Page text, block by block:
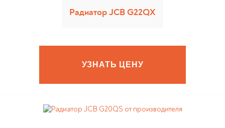
Радиатор JCB G22QX
УЗНАТЬ ЦЕНУ